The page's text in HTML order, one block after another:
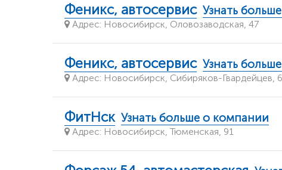
Феникс, автосервис Узнать
Адрес: Новосибирск, Оловозаводская, 47
Феникс, автосервис Узнать
Адрес: Новосибирск, Сибиряков-Гвардейцев,
ФитНск Узнать больше о компании
Адрес: Новосибирск, Тюменская, 91